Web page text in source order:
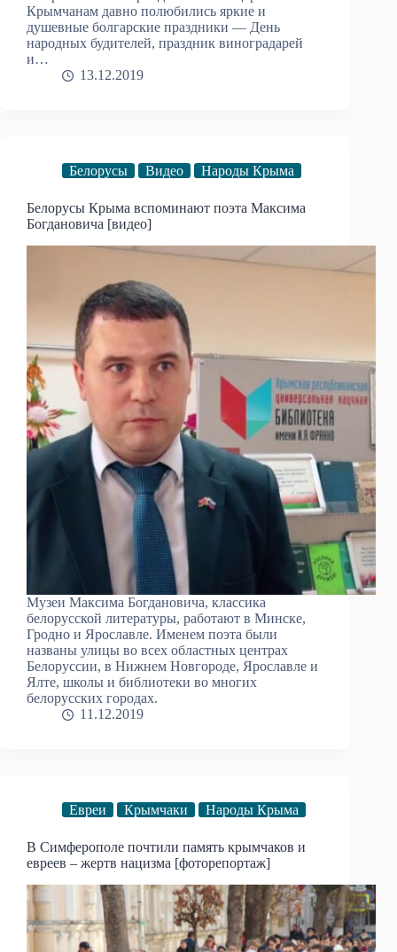
Крымчанам давно полюбились яркие и
душевные болгарские праздники — День
народных будителей, праздник виноградарей
и…
13.12.2019
Белорусы Видео Народы Крыма
Белорусы Крыма вспоминают поэта Максима
Богдановича [видео]
Музеи Максима Богдановича, классика
белорусской литературы, работают в Минске,
Гродно и Ярославле. Именем поэта были
названы улицы во всех областных центрах
Белоруссии, в Нижнем Новгороде, Ярославле и
Ялте, школы и библиотеки во многих
белорусских городах.
11.12.2019
Евреи Крымчаки Народы Крыма
В Симферополе почтили память крымчаков и
евреев – жертв нацизма [фоторепортаж]